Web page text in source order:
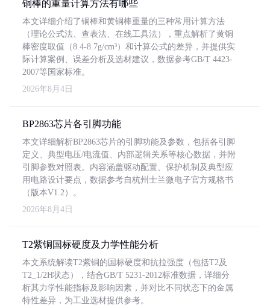
铜棒的重量计算方法有哪些
本文详细介绍了铜棒和黄铜棒重量的三种常用计算方法
（理论公式法、查表法、在线工具法），重点解析了黄铜
棒密度取值（8.4-8.7g/cm³）和计算公式的差异，并提供实
际计算案例、误差分析及选材建议，数据参考GB/T 4423-
2007等国家标准。
2026年8月4日
BP2863芯片各引脚功能
本文详细解析BP2863芯片的引脚功能及参数，包括各引脚
定义、典型电压/电流值、内部逻辑关系等核心数据，并附
引脚参数对照表。内容涵盖驱动配置、保护机制及典型应
用电路设计要点，数据参考自杭州士兰微电子官方规格书
（版本V1.2）。
2026年8月4日
T2紫铜国标硬度及力学性能分析
本文系统解读T2紫铜的国标硬度和抗拉强度（包括T2及
T2_1/2H状态），结合GB/T 5231-2012标准数据，详细分
析其力学性能指标及影响因素，并对比不同状态下的金属
特性差异，为工业选材提供参考。